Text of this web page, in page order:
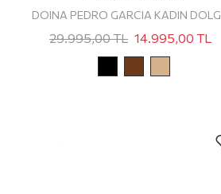
29.995,00TL 14.995,00 TL